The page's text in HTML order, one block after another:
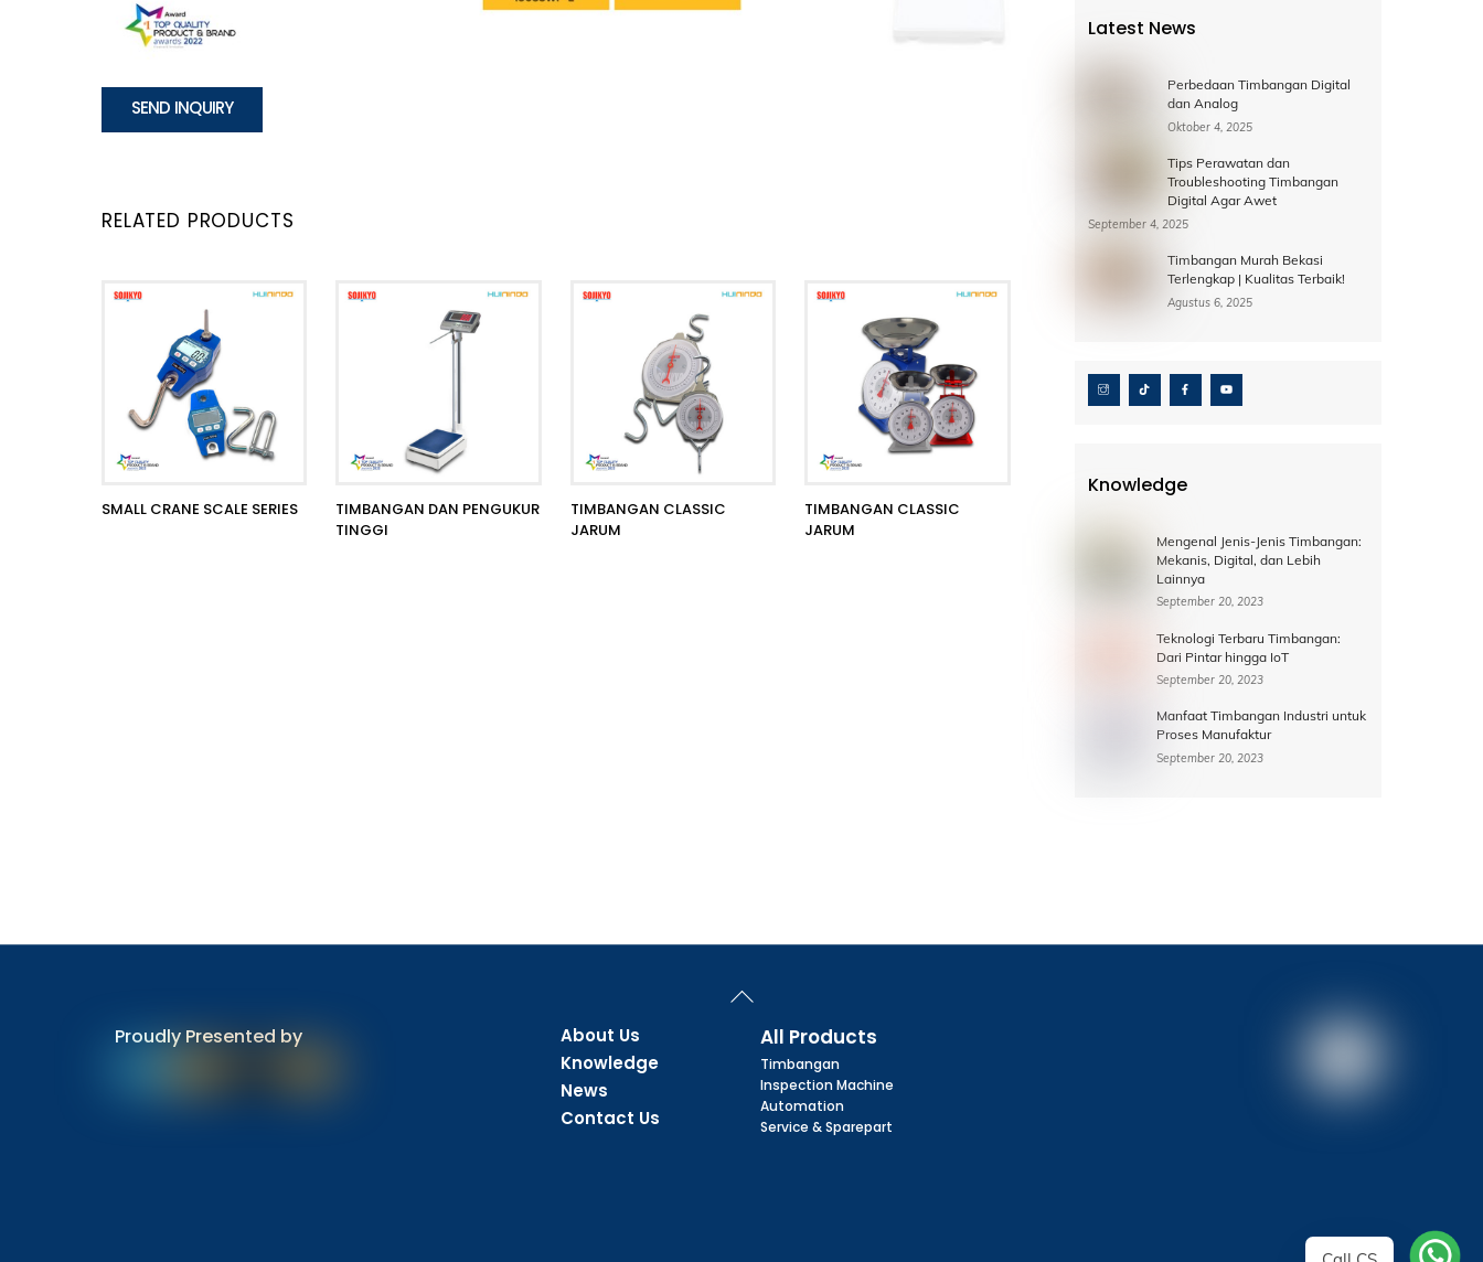
SEND INQUIRY
RELATED PRODUCTS
SMALL CRANE SCALE SERIES
TIMBANGAN DAN PENGUKUR
TINGGI
TIMBANGAN CLASSIC
JARUM
TIMBANGAN CLASSIC
JARUM
Latest News
Perbedaan Timbangan Digital
dan Analog
Oktober 4, 2025
Tips Perawatan dan
Troubleshooting Timbangan
Digital Agar Awet
September 4, 2025
Timbangan Murah Bekasi
Terlengkap | Kualitas Terbaik!
Agustus 6, 2025
Knowledge
Mengenal Jenis-Jenis Timbangan:
Mekanis, Digital, dan Lebih
Lainnya
September 20, 2023
Teknologi Terbaru Timbangan:
Dari Pintar hingga IoT
September 20, 2023
Manfaat Timbangan Industri untuk
Proses Manufaktur
September 20, 2023
Back
To
Proudly Presented by
About Us
Knowledge
News
Contact Us
All Products
Timbangan
Inspection Machine
Automation
Service & Sparepart